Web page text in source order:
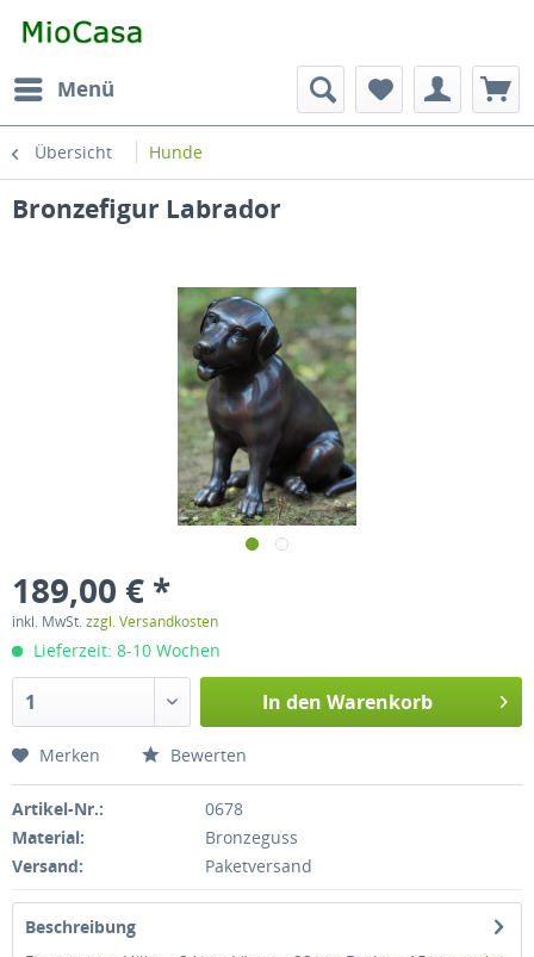
Menü
Übersicht Hunde
Bronzefigur Labrador
189,00 € *
inkl. MwSt.zzgl. Versandkosten
Lieferzeit: 8-10 Wochen
In den Warenkorb
Merken Bewerten
Artikel-Nr.:
0678
Material:
Bronzeguss
Versand:
Paketversand
Beschreibung